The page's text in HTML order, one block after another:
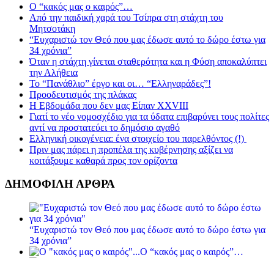
Ο “κακός μας ο καιρός”…
Από την παιδική χαρά του Τσίπρα στη στάχτη του
Μητσοτάκη
“Ευχαριστώ τον Θεό που μας έδωσε αυτό το δώρο έστω για
34 χρόνια”
Όταν η στάχτη γίνεται σταθερότητα και η Φύση αποκαλύπτει
την Αλήθεια
Το “Πανάθλιο” έργο και οι… “Ελληναράδες”!
Προοδευτισμός της πλάκας
Η Εβδομάδα που δεν μας Είπαν XXVIII
Γιατί το νέο νομοσχέδιο για τα ύδατα επιβαρύνει τους πολίτες
αντί να προστατεύει το δημόσιο αγαθό
Ελληνική οικογένεια: ένα στοιχείο του παρελθόντος (!)
Πριν μας πάρει η προπέλα της κυβέρνησης αξίζει να
κοιτάξουμε καθαρά προς τον ορίζοντα
ΔΗΜΟΦΙΛΗ ΑΡΘΡΑ
“Ευχαριστώ τον Θεό που μας έδωσε αυτό το δώρο έστω για
34 χρόνια”
Ο “κακός μας ο καιρός”…